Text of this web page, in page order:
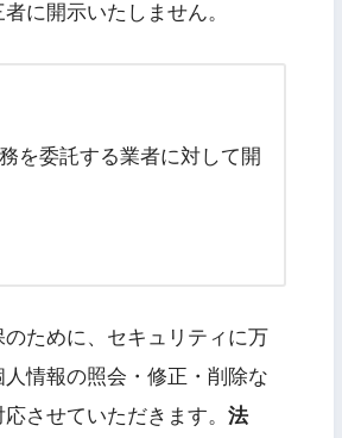
に開示いたしません。
を委託する業者に対して開
ために、セキュリティに万
情報の照会・修正・削除な
させていただきます。 法